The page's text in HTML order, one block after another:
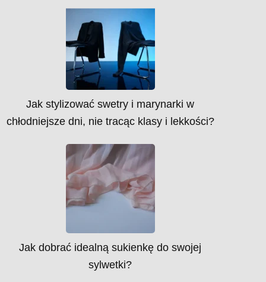
Jak stylizować swetry i marynarki w
chłodniejsze dni, nie tracąc klasy i lekkości?
Jak dobrać idealną sukienkę do swojej
sylwetki?